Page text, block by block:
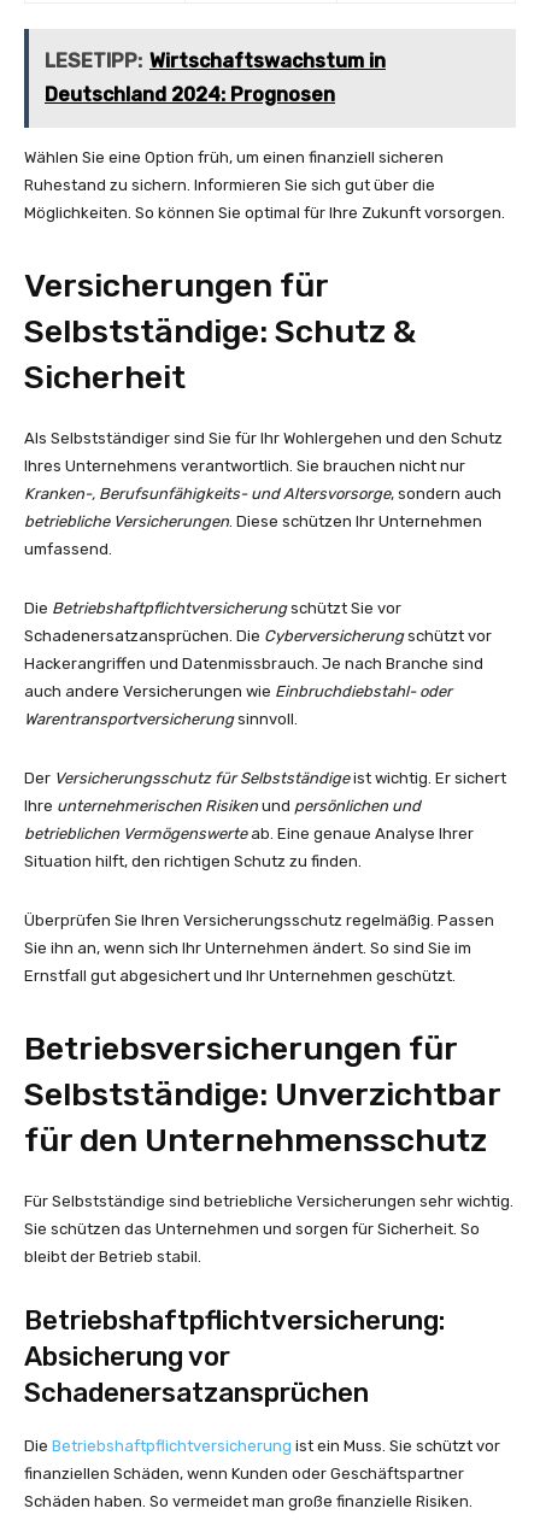
LESETIPP: Wirtschaftswachstum in
Deutschland 2024: Prognosen
Wählen Sie eine Option früh, um einen finanziell sicheren
Ruhestand zu sichern. Informieren Sie sich gut über die
Möglichkeiten. So können Sie optimal für Ihre Zukunft vorsorgen.
Versicherungen für
Selbstständige: Schutz &
Sicherheit
Als Selbstständiger sind Sie für Ihr Wohlergehen und den Schutz
Ihres Unternehmens verantwortlich. Sie brauchen nicht nur
Kranken-, Berufsunfähigkeits- und Altersvorsorge, sondern auch
betriebliche Versicherungen. Diese schützen Ihr Unternehmen
umfassend.
Die Betriebshaftpflichtversicherungschützt Sie vor
Schadenersatzansprüchen. Die Cyberversicherungschützt vor
Hackerangriffen und Datenmissbrauch. Je nach Branche sind
auch andere Versicherungen wie Einbruchdiebstahl- oder
Warentransportversicherungsinnvoll.
Der Versicherungsschutz für Selbstständigeist wichtig. Er sichert
Ihre unternehmerischen Risiken und persönlichen und
betrieblichen Vermögenswerteab. Eine genaue Analyse Ihrer
Situation hilft, den richtigen Schutz zu finden.
Überprüfen Sie Ihren Versicherungsschutz regelmäßig. Passen
Sie ihn an, wenn sich Ihr Unternehmen ändert. So sind Sie im
Ernstfall gut abgesichert und Ihr Unternehmen geschützt.
Betriebsversicherungen für
Selbstständige: Unverzichtbar
für den Unternehmensschutz
Für Selbstständige sind betriebliche Versicherungen sehr wichtig.
Sie schützen das Unternehmen und sorgen für Sicherheit. So
bleibt der Betrieb stabil.
Betriebshaftpflichtversicherung:
Absicherung vor
Schadenersatzansprüchen
Die Betriebshaftpflichtversicherung ist ein Muss. Sie schützt vor
finanziellen Schäden, wenn Kunden oder Geschäftspartner
Schäden haben. So vermeidet man große finanzielle Risiken.